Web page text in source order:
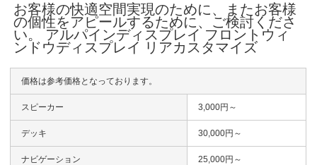
お客様の快適空間実現のために、またお客様
の個性をアピールするために、ご検討くださ
い。 アルパインディスプレイ フロントウィ
ンドウディスプレイ リアカスタマイズ
価格は参考価格となっております。
スピーカー 3,000円～
デッキ 30,000円～
ナビゲーション 25,000円～